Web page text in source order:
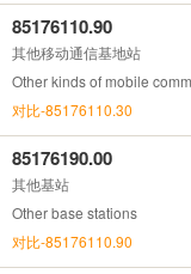
85176110.90
其他移动通信基地站
Other kinds of mobile
对比-85176110.30
85176190.00
其他基站
Other base stations
对比-85176110.90